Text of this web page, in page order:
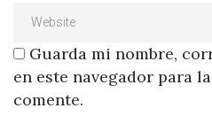
Guarda mi nombre,
en este navegador para
comente.